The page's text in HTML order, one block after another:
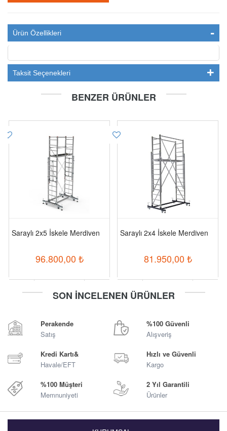
Ürün Özellikleri
Taksit Seçenekleri
BENZER ÜRÜNLER
Saraylı 2x5 İskele Merdiven
96.800,00 ₺
Saraylı 2x4 İskele Merdiven
81.950,00 ₺
SON İNCELENEN ÜRÜNLER
Perakende
Satış
%100 Güvenli
Alışveriş
Kredi Kartı&
Havale/EFT
Hızlı ve Güvenli
Kargo
%100 Müşteri
Memnuniyeti
2 Yıl Garantili
Ürünler